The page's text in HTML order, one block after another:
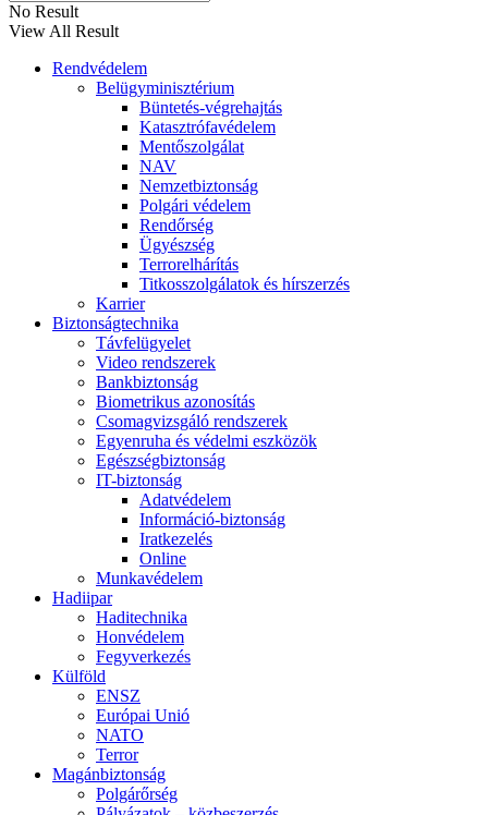
No Result
View All Result
Rendvédelem
Belügyminisztérium
Büntetés-végrehajtás
Katasztrófavédelem
Mentőszolgálat
NAV
Nemzetbiztonság
Polgári védelem
Rendőrség
Ügyészség
Terrorelhárítás
Titkosszolgálatok és hírszerzés
Karrier
Biztonságtechnika
Távfelügyelet
Video rendszerek
Bankbiztonság
Biometrikus azonosítás
Csomagvizsgáló rendszerek
Egyenruha és védelmi eszközök
Egészségbiztonság
IT-biztonság
Adatvédelem
Információ-biztonság
Iratkezelés
Online
Munkavédelem
Hadiipar
Haditechnika
Honvédelem
Fegyverkezés
Külföld
ENSZ
Európai Unió
NATO
Terror
Magánbiztonság
Polgárőrség